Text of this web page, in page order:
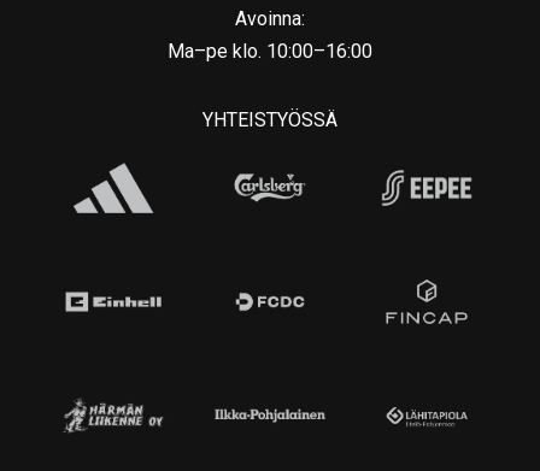
Avoinna:
Ma–pe klo. 10:00–16:00
YHTEISTYÖSSÄ